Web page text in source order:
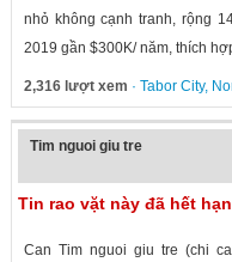
nhỏ không cạnh tranh, rộng
2019 gần $300K/ năm, thích
2,316 lượt xem · Tabor City,
Tim nguoi giu tre
Tin rao vặt này đã hết hạn
Can Tim nguoi giu tre (chi